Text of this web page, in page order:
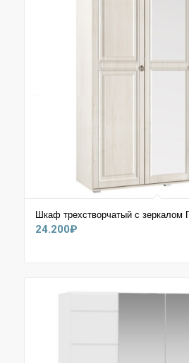
Шкаф трехстворчатый с зеркалом
24.200₽